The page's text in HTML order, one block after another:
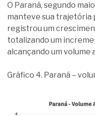
O Paraná, segundo
manteve sua trajetória
registrou um
totalizando um
alcançando um volume
Gráfico 4. Paraná –